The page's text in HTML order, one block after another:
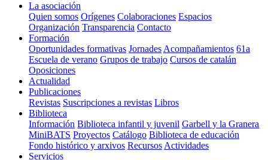
La asociación
Quien somos Orígenes Colaboraciones Espacios
Organización Transparencia Contacto
Formación
Oportunidades formativas Jornades Acompañamientos 61a
Escuela de verano Grupos de trabajo Cursos de catalán
Oposiciones
Actualidad
Publicaciones
Revistas Suscripciones a revistas Libros
Biblioteca
Información Biblioteca infantil y juvenil Garbell y la Granera
MiniBATS Proyectos Catálogo Biblioteca de educación
Fondo histórico y arxivos Recursos Actividades
Servicios